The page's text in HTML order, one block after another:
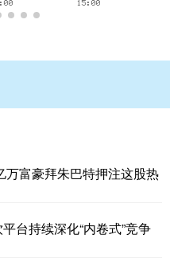
万富豪拜朱巴特押注这股热
台持续深化“内卷式”竞争